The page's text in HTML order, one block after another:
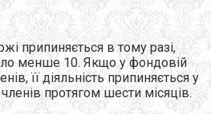
припиняється в тому разі,
менше 10. Якщо у фондовій
її діяльність припиняється у
протягом шести місяців.